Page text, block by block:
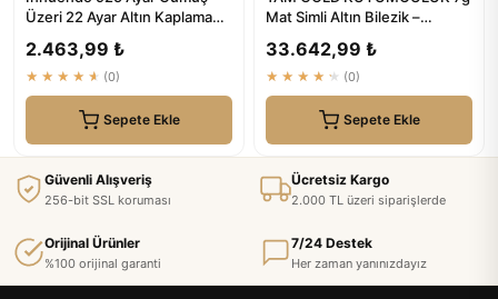
Üzeri 22 Ayar Altın Kaplama
2.463,99 ₺
★★★★★ (0)
Sepete Ekle
Mat Simli Altın Bilezik –
33.642,99 ₺
★★★★★ (0)
Sepete Ekle
Güvenli Alışveriş
256-bit SSL koruması
Ücretsiz Kargo
2.000 TL üzeri siparişlerde
Orijinal Ürünler
%100 orijinal garanti
7/24 Destek
Her zaman yanınızdayız